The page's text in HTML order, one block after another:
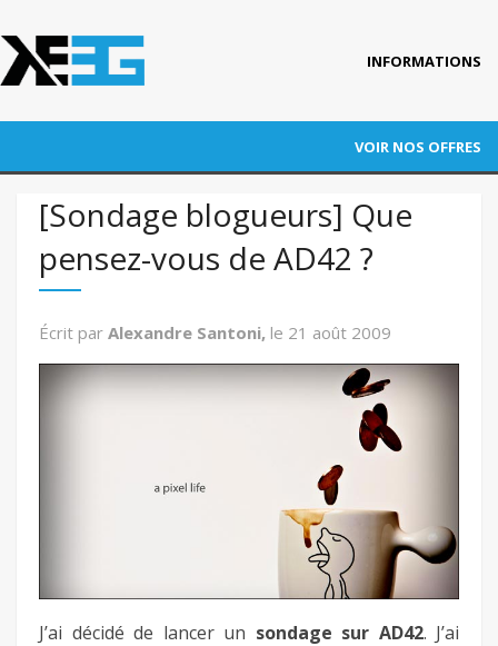
INFORMATIONS
Nos références
Blog
Contact
VOIR NOS OFFRES
RÉFÉRENCEMENT
ADWORDS
AUDITS
twitter
[Sondage blogueurs] Que
pensez-vous de AD42 ?
Écrit par Alexandre Santoni, le 21 août 2009
J’ai décidé de lancer un sondage sur AD42. J’ai